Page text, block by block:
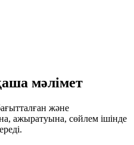
мәлімет
және
ажыратуына, сөйлем ішінде